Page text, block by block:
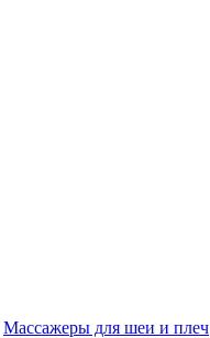
Массажеры для шеи и плеч